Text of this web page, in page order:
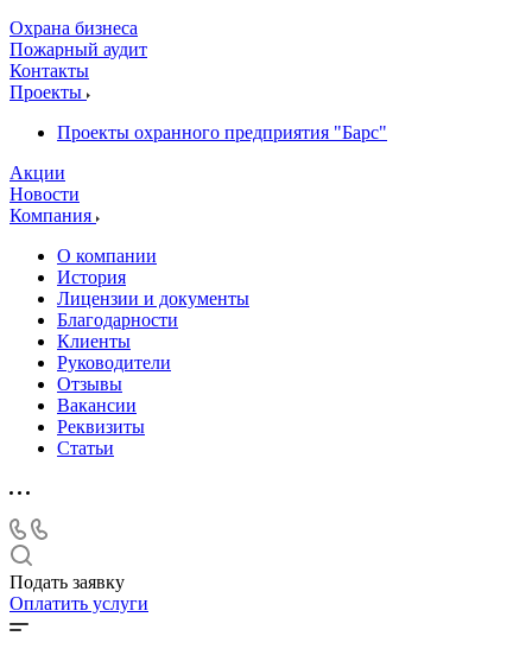
Охрана бизнеса
Пожарный аудит
Контакты
Проекты
Проекты охранного предприятия "Барс"
Акции
Новости
Компания
О компании
История
Лицензии и документы
Благодарности
Клиенты
Руководители
Отзывы
Вакансии
Реквизиты
Статьи
Подать заявку
Оплатить услуги